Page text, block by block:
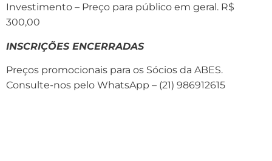
Investimento – Preço para público em geral. R$
300,00
INSCRIÇÕES ENCERRADAS
Preços promocionais para os Sócios da ABES.
Consulte-nos pelo WhatsApp – (21) 986912615